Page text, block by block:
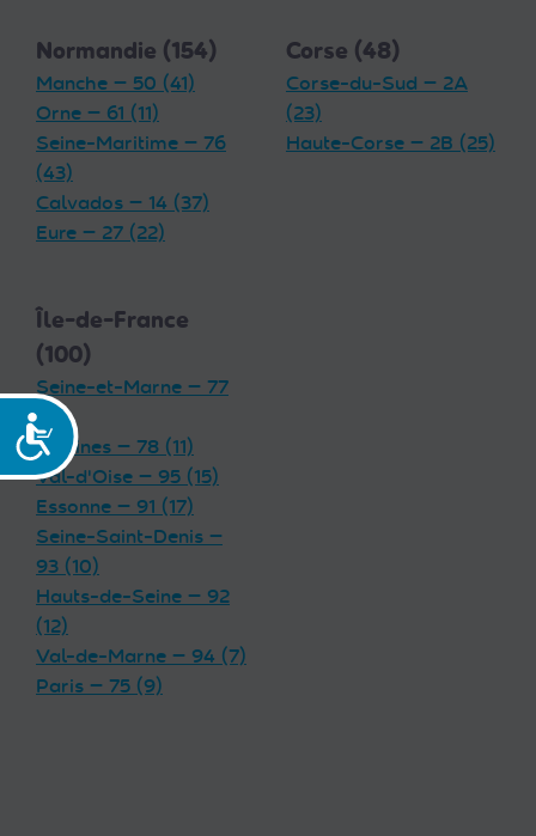
Accessibilité
Normandie (154)
Manche — 50 (41)
Orne — 61 (11)
Seine-Maritime — 76
(43)
Calvados — 14 (37)
Eure — 27 (22)
Corse (48)
Corse-du-Sud — 2A
(23)
Haute-Corse — 2B (25)
Île-de-France
(100)
Seine-et-Marne — 77
(19)
Yvelines — 78 (11)
Val-d'Oise — 95 (15)
Essonne — 91 (17)
Seine-Saint-Denis —
93 (10)
Hauts-de-Seine — 92
(12)
Val-de-Marne — 94 (7)
Paris — 75 (9)